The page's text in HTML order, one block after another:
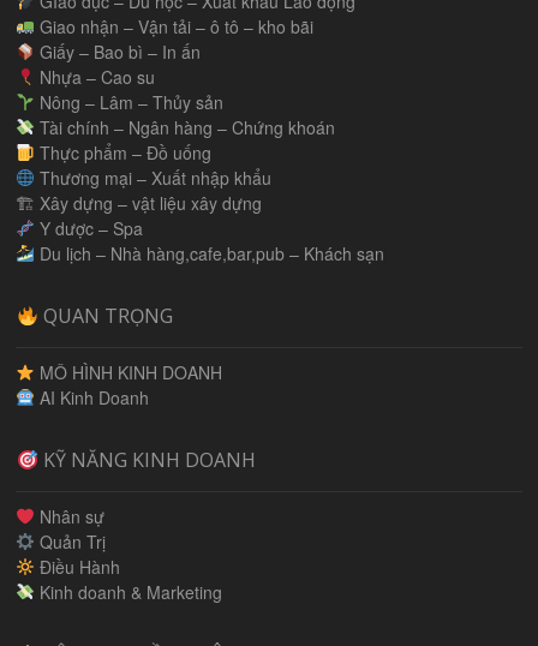
Giao nhận – Vận tải – ô tô – kho bãi
Giấy – Bao bì – In ấn
Nhựa – Cao su
Nông – Lâm – Thủy sản
Tài chính – Ngân hàng – Chứng khoán
Thực phẩm – Đồ uống
Thương mại – Xuất nhập khẩu
🏗 Xây dựng – vật liệu xây dựng
Y dược – Spa
Du lịch – Nhà hàng,cafe,bar,pub – Khách sạn
QUAN TRỌNG
MÔ HÌNH KINH DOANH
AI Kinh Doanh
KỸ NĂNG KINH DOANH
Nhân sự
Quản Trị
Điều Hành
Kinh doanh & Marketing